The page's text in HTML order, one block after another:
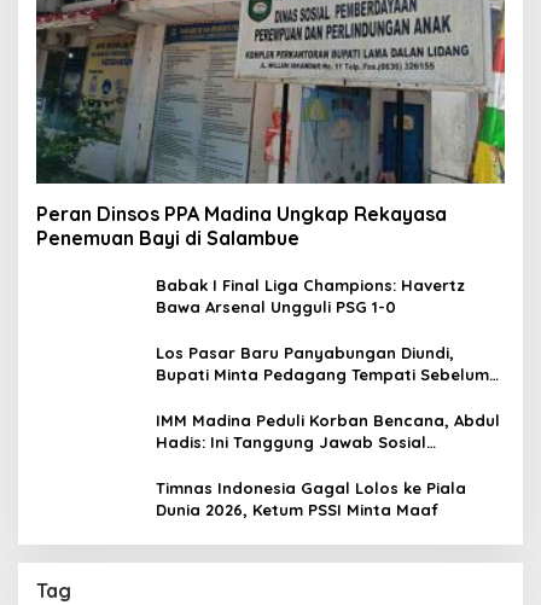
Peran Dinsos PPA Madina Ungkap Rekayasa
Penemuan Bayi di Salambue
Babak I Final Liga Champions: Havertz
Bawa Arsenal Ungguli PSG 1-0
Los Pasar Baru Panyabungan Diundi,
Bupati Minta Pedagang Tempati Sebelum
IMM Madina Peduli Korban Bencana, Abdul
Hadis: Ini Tanggung Jawab Sosial
Timnas Indonesia Gagal Lolos ke Piala
Dunia 2026, Ketum PSSI Minta Maaf
Tag